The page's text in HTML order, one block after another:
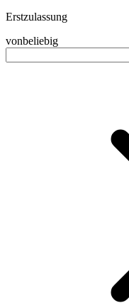
Erstzulassung
vonbeliebig